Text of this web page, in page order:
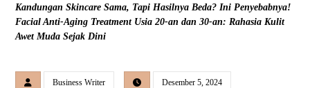
Kandungan Skincare Sama, Tapi Hasilnya Beda? Ini Penyebabnya!
Facial Anti-Aging Treatment Usia 20-an dan 30-an: Rahasia Kulit
Awet Muda Sejak Dini
Business Writer Desember 5, 2024